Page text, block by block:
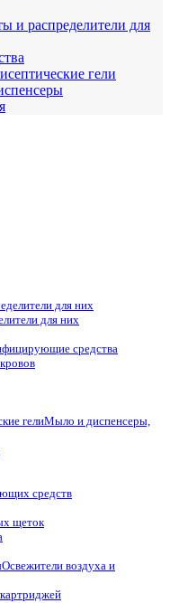
и распределители для
гели
для них
средства
Мыло и диспенсеры,
средств
щеток
Освежители воздуха и